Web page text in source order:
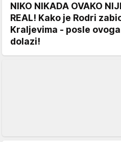
NIKO NIKADA OVAKO
REAL! Kako je Rodri
Kraljevima - posle
dolazi!